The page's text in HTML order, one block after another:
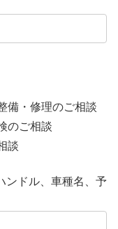
備・修理のご相談
のご相談
談
ンドル、車種名、予